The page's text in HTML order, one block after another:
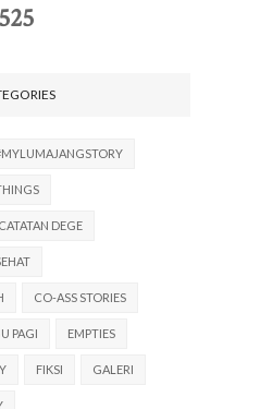
CATATAN DEGE
CO-ASS STORIES
PAGI EMPTIES
FIKSI GALERI